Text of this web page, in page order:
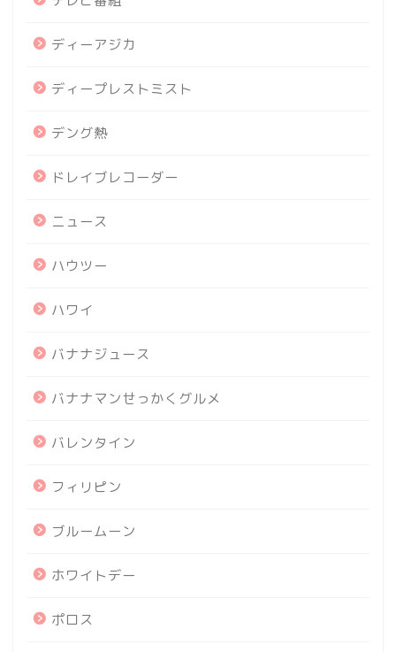
ディーアジカ
ディープレストミスト
デング熱
ドレイブレコーダー
ニュース
ハウツー
ハワイ
バナナジュース
バナナマンせっかくグルメ
バレンタイン
フィリピン
ブルームーン
ホワイトデー
ポロス